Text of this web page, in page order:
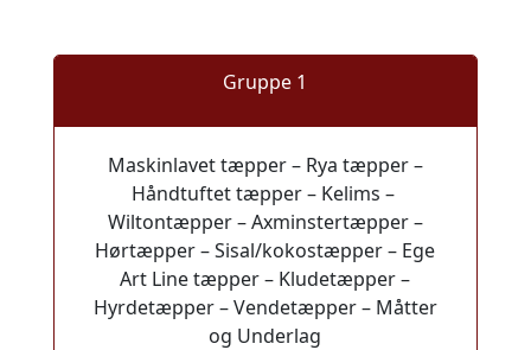
Gruppe 1
Maskinlavet tæpper – Rya tæpper –
Håndtuftet tæpper – Kelims –
Wiltontæpper – Axminstertæpper –
Hørtæpper – Sisal/kokostæpper – Ege
Art Line tæpper – Kludetæpper –
Hyrdetæpper – Vendetæpper – Måtter
og Underlag